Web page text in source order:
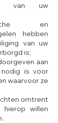
van uw
en
hebben
van uw
is;
aan
is voor
waarvoor ze
omtrent
hierop willen